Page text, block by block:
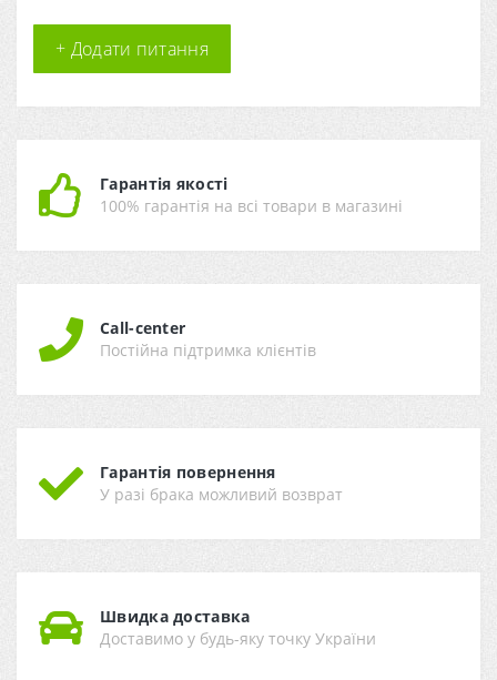
+ Додати питання
Гарантія якості
100% гарантія на всі товари в магазині
Call-center
Постійна підтримка клієнтів
Гарантія повернення
У разі брака можливий возврат
Швидка доставка
Доставимо у будь-яку точку України